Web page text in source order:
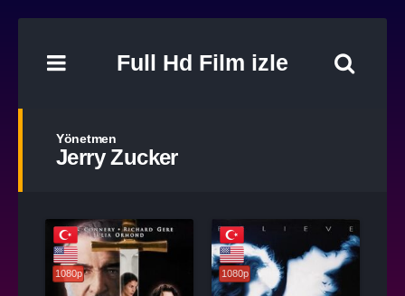
Full Hd Film izle
Yönetmen
Jerry Zucker
1080p 1080p